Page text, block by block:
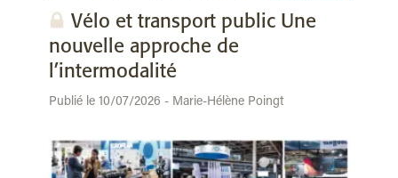
Vélo et transport public Une
nouvelle approche de
l’intermodalité
Publié le 10/07/2026 - Marie-Hélène Poingt